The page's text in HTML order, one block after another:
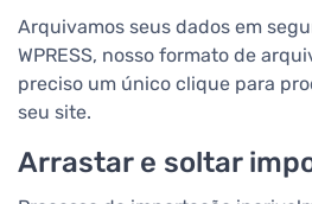
Arquivamos seus dados em
WPRESS, nosso formato de
preciso um único clique para
seu site.
Arrastar e soltar